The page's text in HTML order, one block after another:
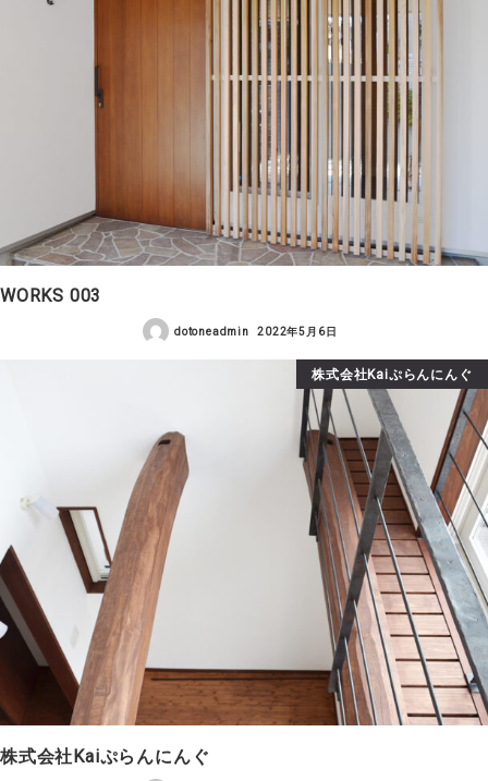
WORKS 003
dotoneadmin 2022年5月6日
株式会社Kaiぷらんにんぐ
株式会社Kaiぷらんにんぐ